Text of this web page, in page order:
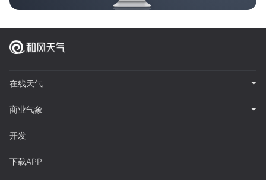
在线天气
商业气象
开发
下载APP